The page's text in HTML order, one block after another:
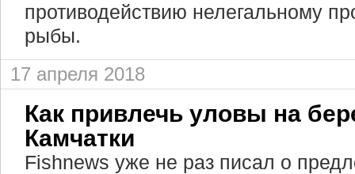
противодействию нелегальному
рыбы.
17 апреля 2018
Как привлечь уловы на
Камчатки
Fishnews уже не раз писал о